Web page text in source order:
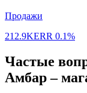
Продажи
212.9KERR 0.1%
Частые
Амбар –